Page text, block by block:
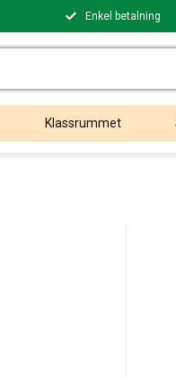
Enkel betalning
Klassrummet